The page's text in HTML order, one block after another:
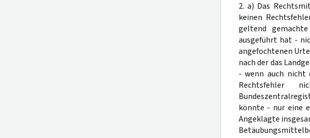
2. a) Das
keinen
geltend
ausgeführt hat -
angefochtenen
nach der das
- wenn auch nicht
Rechtsfehler
könnte - nur eine
Angeklagte